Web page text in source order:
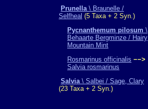
Prunella\ Braunelle /
Selfheal (5 Taxa + 2 Syn.)
Pycnanthemum pilosum \
Behaarte Bergminze / Hairy
Mountain Mint
Rosmarinus officinalis −−>
Salvia rosmarinus
Salvia\ Salbei / Sage, Clary
(23 Taxa + 2 Syn.)